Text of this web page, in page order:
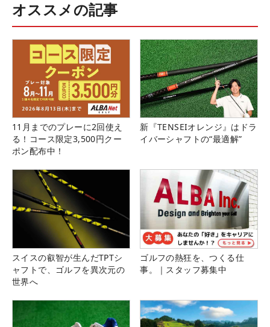
オススメの記事
11月までのプレーに2回使え
る！コース限定3,500円クー
ポン配布中！
新『TENSEIオレンジ』はドラ
イバーシャフトの“最適解”
スイスの叡智が生んだTPTシ
ャフトで、ゴルフを異次元の
世界へ
ゴルフの熱狂を、つくる仕
事。｜スタッフ募集中